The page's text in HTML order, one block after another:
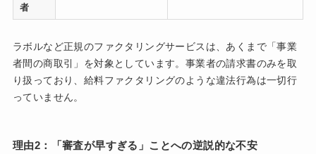
者
ラボルなど正規のファクタリングサービスは、あくまで「事業
者間の商取引」を対象としています。事業者の請求書のみを取
り扱っており、給料ファクタリングのような違法行為は一切行
っていません。
理由2：「審査が早すぎる」ことへの逆説的な不安